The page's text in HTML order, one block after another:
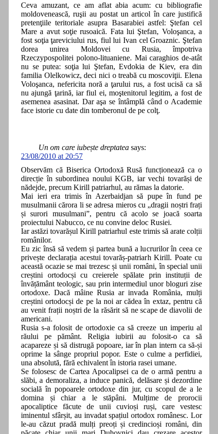
Ceva amuzant, ce am aflat abia acum: cu bibliografie
moldovenească, ruşii au postat un articol în care justifică
pretenţiile teritoriale asupra Basarabiei astfel: Ştefan cel
Mare a avut soţie rusoaică. Fata lui Ştefan, Voloşanca, a
fost soţia ţareviciului rus, fiul lui Ivan cel Groaznic. Ştefan
dorea unirea Moldovei cu Rusia, împotriva
Rzeczypospolitei polono-lituaniene. Mai caraghios de-atât
nu se putea: soţia lui Ştefan, Evdokia de Kiev, era din
familia Olelkowicz, deci nici o treabă cu moscoviţii. Elena
Voloşanca, nefericita noră a ţarului rus, a fost ucisă ca să
nu ajungă ţarină, iar fiul ei, moştenitorul legitim, a fost de
asemenea asasinat. Dar aşa se întâmplă când o Academie
face istorie cu date din tomberonul de pe colţ.
Un om care iubește dreptatea says:
23/08/2010 at 20:57
Observăm că Biserica Ortodoxă Rusă funcționează ca o
direcție în subordinea noului KGB, iar vechi tovarăși de
nădejde, precum Kirill patriarhul, au rămas la datorie.
Mai ieri era trimis în Azerbaidjan să pupe în fund pe
musulmanii cărora li se adresa mieros cu „dragii noștri frați
și surori musulmani”, pentru că acolo se joacă soarta
proiectului Nabucco, ce nu convine deloc Rusiei.
Iar astăzi tovarășul Kirill patriarhul este trimis să arate colții
românilor.
Eu zic însă să vedem și partea bună a lucrurilor în ceea ce
privește declarația acestui tovarăș-patriarh Kirill. Poate cu
această ocazie se mai trezesc și unii români, în special unii
creștini ortodocși cu creierele spălate prin instituții de
învățământ teologic, sau prin intermediul unor bloguri zise
ortodoxe. Dacă mâine Rusia ar invada România, mulți
creștini ortodocși de pe la noi ar cădea în extaz, pentru că
au venit frații noștri de la răsărit să ne scape de diavolii de
americani.
Rusia s-a folosit de ortodoxie ca să creeze un imperiu al
răului pe pământ. Religia iubirii au folosit-o ca să
acapareze și să distrugă popoare, iar în plan intern ca să-și
oprime la sânge propriul popor. Este o culme a perfidiei,
una absolută, fără echivalent în istoria rasei umane.
Se folosesc de Cartea Apocalipsei ca de o armă pentru a
slăbi, a demoraliza, a induce panică, delăsare și dezordine
socială în popoarele ortodoxe din jur, cu scopul de a le
domina și chiar a le stăpâni. Mulțime de prorocii
apocaliptice făcute de unii cuvioși ruși, care vestesc
iminentul sfârșit, au invadat spațiul ortodox românesc. Lor
le-au căzut pradă mulți preoți și credincioși români, din